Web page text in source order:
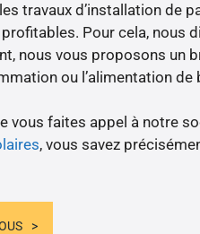
travaux d’installation de
Pour cela, nous
nous vous proposons un
ou l’alimentation
vous faites appel à notre
, vous savez